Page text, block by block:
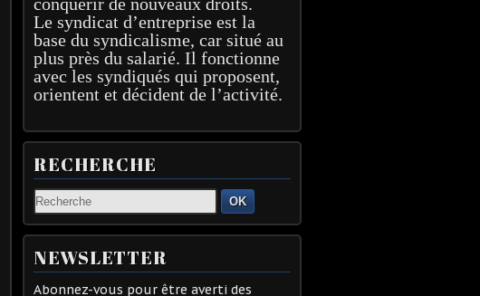
Le syndicat d’entreprise est la
base du syndicalisme, car situé au
plus près du salarié. Il fonctionne
avec les syndiqués qui proposent,
orientent et décident de l’activité.
RECHERCHE
OK
NEWSLETTER
Abonnez-vous pour être averti des